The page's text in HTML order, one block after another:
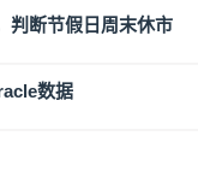
判断节假日周末休市
数据